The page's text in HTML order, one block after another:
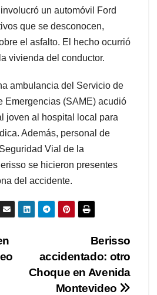
un automóvil Ford
que se desconocen,
el asfalto. El hecho ocurrió
vivienda del conductor.
ambulancia del Servicio de
Emergencias (SAME) acudió
joven al hospital local para
Además, personal de
Vial de la
se hicieron presentes
del accidente.
Berisso
accidentado: otro
Choque en Avenida
Montevideo